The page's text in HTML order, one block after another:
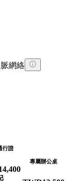
網絡
行證
專屬辦公桌